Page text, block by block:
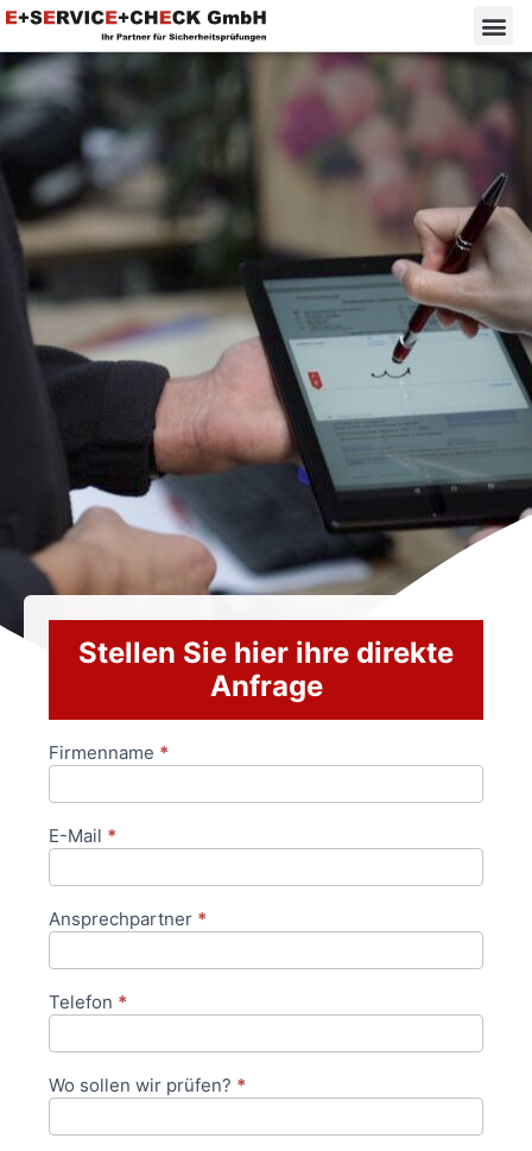
Stellen Sie hier ihre direkte
Anfrage
Anfrageformular
Firmenname *
E-Mail *
Ansprechpartner *
Telefon *
Wo sollen wir prüfen? *